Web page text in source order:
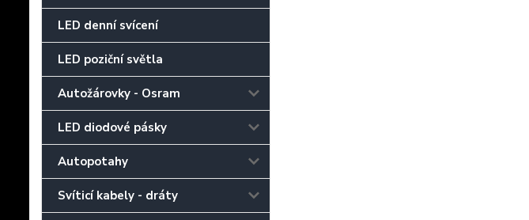
LED denní svícení
LED poziční světla
Autožárovky - Osram
LED diodové pásky
Autopotahy
Svíticí kabely - dráty